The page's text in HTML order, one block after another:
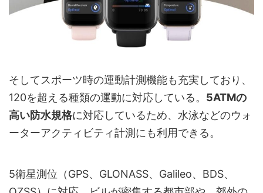
そしてスポーツ時の運動計測機能も充実しており、
120を超える種類の運動に対応している。 5ATMの
高い防水規格に対応しているため、水泳などのウォ
ーターアクティビティ計測にも利用できる。
5衛星測位（GPS、GLONASS、Galileo、BDS、